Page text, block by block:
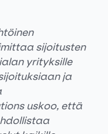
sijoitusten
yrityksille
ja
uskoo, että